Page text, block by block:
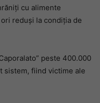
cu alimente
reduși la condiția de
peste 400.000
sistem, fiind victime ale